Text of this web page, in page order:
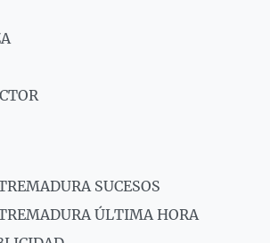
SUCESOS
ÚLTIMA HORA